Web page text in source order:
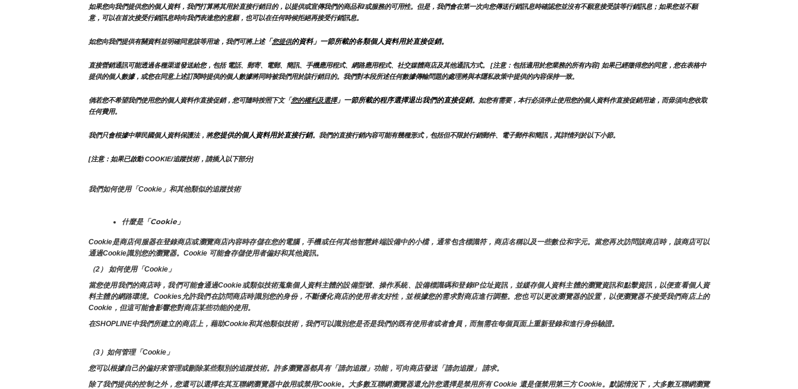
如果您向我們提供您的個人資料，我們打算將其用於直接行銷目的，以提供或宣傳我們的商品和/或服務的可用性。但是，我們會在第一次向您傳送行銷訊息時確認您並沒有不願意接受該等行銷訊息；如果您並不願
意，可以在首次接受行銷訊息時向我們表達您的意願，也可以在任何時候拒絕再接受行銷訊息。
如您向我們提供有關資料並明確同意該等用途，我們可將上述「您提供的資料」一節所載的各類個人資料用於直接促銷。
直接營銷通訊可能透過各種渠道發送給您，包括 電話、郵寄、電郵、簡訊、手機應用程式、網路應用程式、社交媒體商店及其他通訊方式。 [注意：包括適用於您業務的所有內容] 如果已經徵得您的同意，您在表格中
提供的個人數據，或您在同意上述訂閱時提供的個人數據將同時被我們用於該行銷目的。我們對本段所述任何數據傳輸問題的處理將與本隱私政策中提供的內容保持一致。
倘若您不希望我們使用您的個人資料作直接促銷，您可隨時按照下文「您的權利及選擇」一節所載的程序選擇退出我們的直接促銷。如您有需要，本行必須停止使用您的個人資料作直接促銷用途，而毋須向您收取
任何費用。
我們只會根據中華民國個人資料保護法，將您提供的個人資料用於直接行銷。我們的直接行銷內容可能有幾種形式，包括但不限於行銷郵件、電子郵件和簡訊，其詳情列於以下小節。
[注意：如果已啟動 COOKIE/追蹤技術，請插入以下部分]
我們如何使用「Cookie」和其他類似的追蹤技術
什麼是「Cookie」
Cookie是商店伺服器在登錄商店或瀏覽商店內容時存儲在您的電腦，手機或任何其他智慧終端設備中的小檔，通常包含標識符，商店名稱以及一些數位和字元。當您再次訪問該商店時，該商店可以
通過Cookie識別您的瀏覽器。Cookie 可能會存儲使用者偏好和其他資訊。
（2） 如何使用「Cookie」
當您使用我們的商店時，我們可能會通過Cookie或類似技術蒐集個人資料主體的設備型號、操作系統、設備標識碼和登錄IP位址資訊，並緩存個人資料主體的瀏覽資訊和點擊資訊，以便查看個人資
料主體的網路環境。Cookies允許我們在訪問商店時識別您的身份，不斷優化商店的使用者友好性，並根據您的需求對商店進行調整。您也可以更改瀏覽器的設置，以便瀏覽器不接受我們商店上的
Cookie，但這可能會影響您對商店某些功能的使用。
在SHOPLINE中我們所建立的商店上，藉助Cookie和其他類似技術，我們可以識別您是否是我們的既有使用者或者會員，而無需在每個頁面上重新登錄和進行身份驗證。
（3）如何管理「Cookie」
您可以根據自己的偏好來管理或刪除某些類別的追蹤技術。許多瀏覽器都具有「請勿追蹤」功能，可向商店發送「請勿追蹤」 請求。
除了我們提供的控制之外，您還可以選擇在其互聯網瀏覽器中啟用或禁用Cookie。大多數互聯網瀏覽器還允許您選擇是禁用所有 Cookie 還是僅禁用第三方 Cookie。默認情況下，大多數互聯網瀏覽